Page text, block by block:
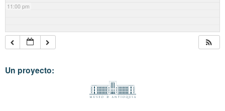
11:00 pm
Un proyecto: